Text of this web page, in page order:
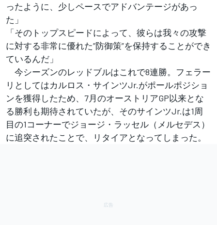
ったように、少しペースでアドバンテージがあっ
た」
「そのトップスピードによって、彼らは我々の攻撃
に対する非常に優れた”防御策”を保持することができ
ているんだ」
今シーズンのレッドブルはこれで8連勝。フェラー
リとしてはカルロス・サインツJr.がポールポジショ
ンを獲得したため、7月のオーストリアGP以来とな
る勝利も期待されていたが、そのサインツJr.は1周
目の1コーナーでジョージ・ラッセル（メルセデス）
に追突されたことで、リタイアとなってしまった。